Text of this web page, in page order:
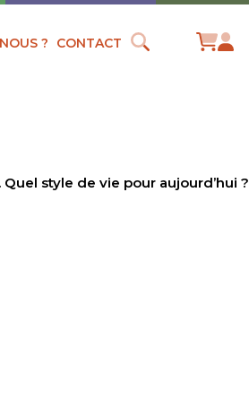
? CONTACT
style de vie pour aujourd’hui ?